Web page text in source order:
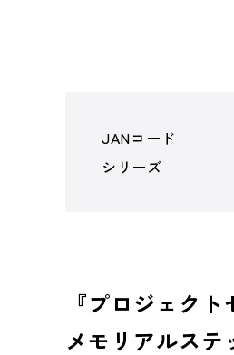
JANコード
シリーズ
『プロジェク
メモリアルステ